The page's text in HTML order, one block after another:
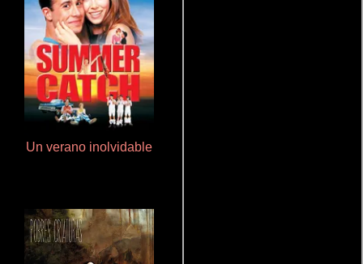
Un verano inolvidable